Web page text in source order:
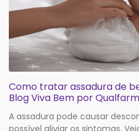
Como tratar assadura de
Blog Viva Bem por
A assadura pode causar
possível aliviar os sintomas.